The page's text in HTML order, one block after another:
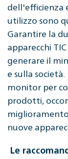
dell'efficienza
utilizzo sono
Garantire la
apparecchi
generare il
e sulla
monitor per
prodotti,
nuove
Le